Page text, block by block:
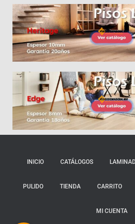
INICIO CATÁLOGOS
PULIDO TIENDA CARRITO
MI CUENTA